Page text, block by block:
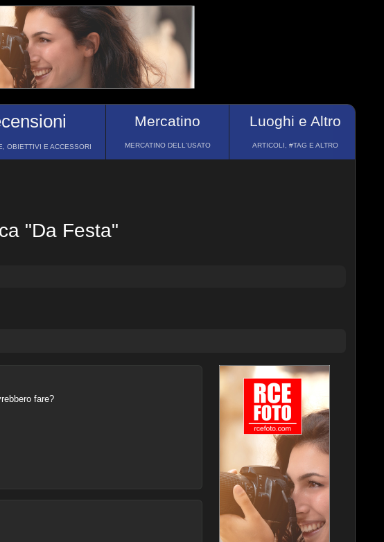
OBIETTIVI E ACCESSORI
Mercatino
MERCATINO DELL'USATO
Luoghi e Altro
ARTICOLI, #TAG E ALTRO
"Da Festa"
fare?